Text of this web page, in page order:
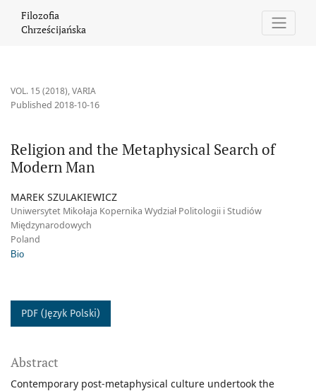
Filozofia
Chrześcijańska
VOL. 15 (2018),VARIA
Religion and the Metaphysical Search of
Modern Man
Published 2018-10-16
MAREK SZULAKIEWICZ
Uniwersytet Mikołaja Kopernika Wydział Politologii i Studiów
Międzynarodowych
Poland
Bio
PDF (Język Polski)
Abstract
Contemporary post-metaphysical culture undertook the